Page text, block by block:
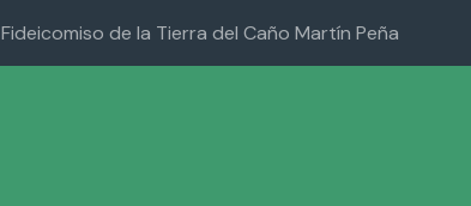
Fideicomiso de la Tierra del Caño Martín Peña